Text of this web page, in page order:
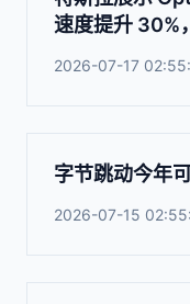
速度提升 30%
2026-07-17
字节跳动今年
2026-07-15